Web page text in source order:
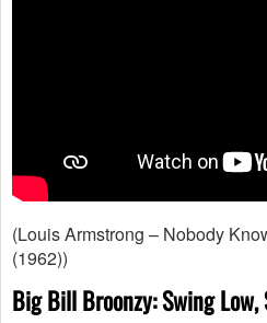
(Louis Armstrong – Nobody
(1962))
Big Bill Broonzy: Swing